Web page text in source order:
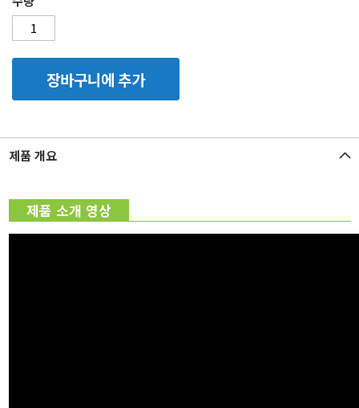
장바구니에 추가
제품 개요
제품 소개 영상